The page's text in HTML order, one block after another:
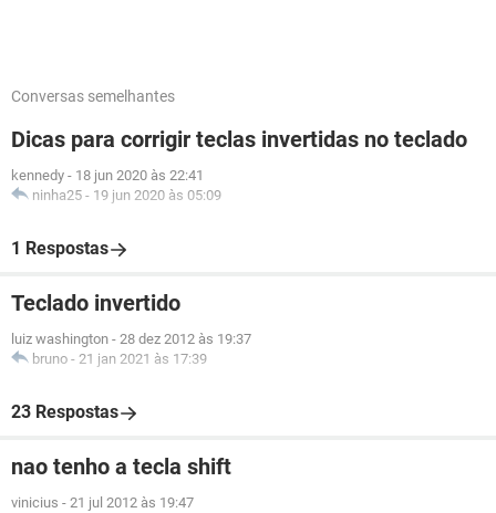
Conversas semelhantes
Dicas para corrigir teclas invertidas no teclado
kennedy - 18 jun 2020 às 22:41
ninha25 - 19 jun 2020 às 05:09
1 Respostas
Teclado invertido
luiz washington - 28 dez 2012 às 19:37
bruno - 21 jan 2021 às 17:39
23 Respostas
nao tenho a tecla shift
vinicius - 21 jul 2012 às 19:47